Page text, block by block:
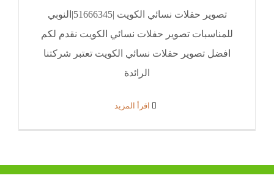
تصوير حفلات نسائي الكويت |51666345|النوبي
للمناسبات تصوير حفلات نسائي الكويت نقدم لكم
افضل تصوير حفلات نسائي الكويت تعتبر شركتنا
الرائدة